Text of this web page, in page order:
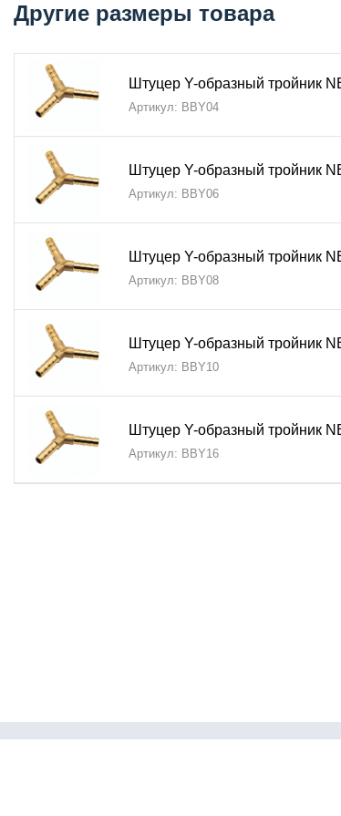
Области применения:
В промышленных пневматических
В системах распределения сжатого
В трубопроводах низкого и среднего
5 причин выбрать BBY:
Качество бренда NBPT— гарантия
Прочный латунный корпус
Универсальность применения
Экономия энергииза счет снижения
Монтажные особенности:
Снижения гидравлического
Другие размеры товара
Штуцер Y-образный тройник
Артикул: BBY04
Штуцер Y-образный тройник
Артикул: BBY06
Штуцер Y-образный тройник
Артикул: BBY08
Штуцер Y-образный тройник
Артикул: BBY10
Штуцер Y-образный тройник
Артикул: BBY16